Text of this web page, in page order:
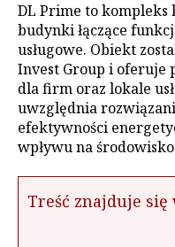
DL Prime to
budynki łączące
usługowe. Obiekt
Invest Group i oferuje
dla firm oraz lokale
uwzględnia
efektywności
wpływu na
Treść znajduje